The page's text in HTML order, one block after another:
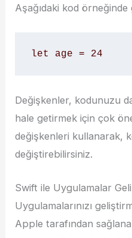
Aşağıdaki kod
let age = 24
Değişkenler, kodunuzu
hale getirmek için çok
değişkenleri kullanarak,
değiştirebilirsiniz.
Swift ile Uygulamalar
Uygulamalarınızı
Apple tarafından